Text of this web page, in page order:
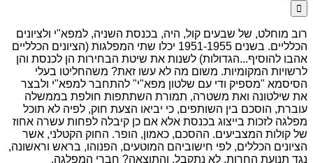

רוב מוחלט, של שבעים קול, היה, בכנסת השניה, למפא"י ולציונים
הכלליים. בשנים 1951-1955 יכלו שתי המפלגות (הציונים הכלליים
אהבו להוסיף...הגדולות) לשנות את שיטת הבחירות הן לכנסת והן
לרשויות המקומיות. משום מה לא עשו זאת? משהחליטו בעלי
הסיסמא "מספיק ודי עם שלטון מפא"י" להתחבר למפא"י ולבצר
את שילטונה ואת משטרה, תמורת השתתפות חולפת בממשלה
עוברת, הוסכם בין השותפים, כי יביאו הצעת חוק, לפיה לא תוכל
מפלגה לזכות בייצוג בכנסת אלא אם כן קיבלה לפחות עשרה אחוז
של קולות המצביעים. ההסכם, כאמון, הופר. החוק הקטלני, אשר
הציונים הכללים, לפי חישוביהם המוטעים, הפנוהו, בראש וראשונה,
נגד תנועת החרות, לא נתקבל. והתוצאה? חברי המפלגה,